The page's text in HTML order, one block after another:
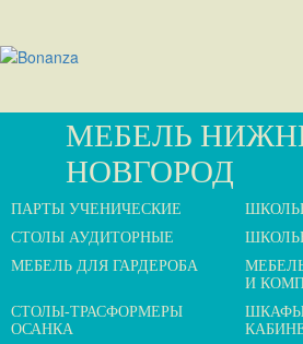
МЕБЕЛЬ
НОВГОРОД
ПАРТЫ УЧЕНИЧЕСКИЕ
СТОЛЫ АУДИТОРНЫЕ
МЕБЕЛЬ ДЛЯ ГАРДЕРОБА
И
СТОЛЫ-ТРАСФОРМЕРЫ
ОСАНКА